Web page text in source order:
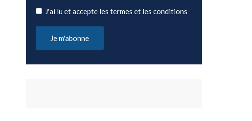
J'ai lu et accepte les termes et les conditions